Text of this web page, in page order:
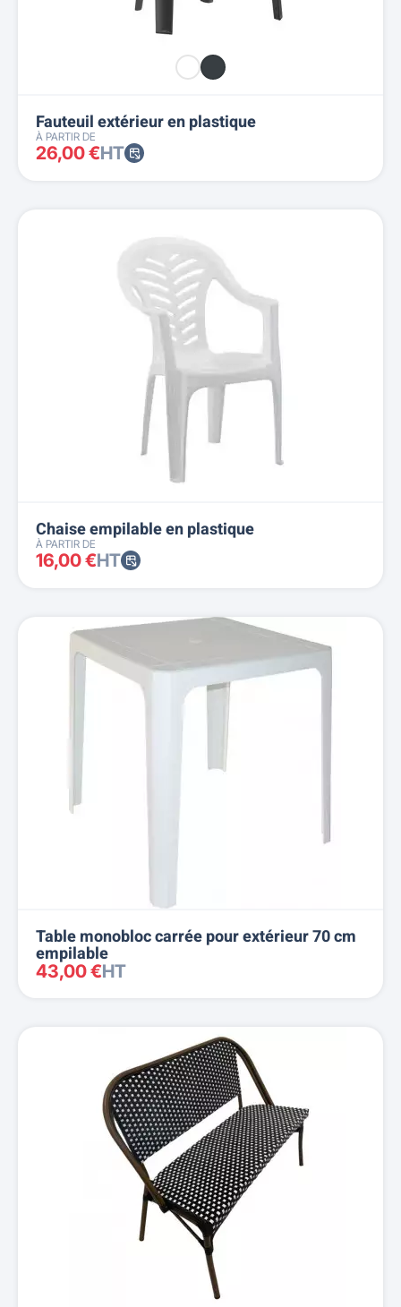
Fauteuil extérieur en plastique
À PARTIR DE
26,00 €HT
Chaise empilable en plastique
À PARTIR DE
16,00 €HT
Table monobloc carrée pour extérieur 70 cm
empilable
43,00 €HT